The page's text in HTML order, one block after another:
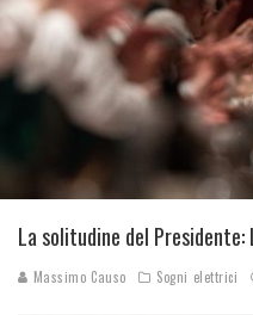
La solitudine del
Massimo Causo Sogni elettrici